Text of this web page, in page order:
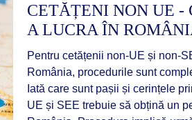
CETĂȚENI NON UE -
A LUCRA ÎN
Pentru cetățenii non-UE și non-
România, procedurile sunt
Iată care sunt pașii și cerințele
UE și SEE trebuie să obțină un